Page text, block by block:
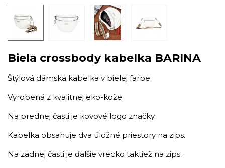
Biela crossbody kabelka BARINA
Štýlová dámska kabelka v bielej farbe.
Vyrobená z kvalitnej eko-kože.
Na prednej časti je kovové logo značky.
Kabelka obsahuje dva úložné priestory na zips.
Na zadnej časti je ďalšie vrecko taktiež na zips.